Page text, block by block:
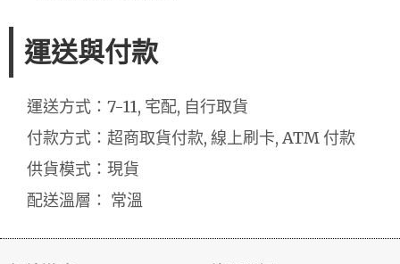
運送與付款
運送方式：7-11, 宅配, 自行取貨
付款方式：超商取貨付款, 線上刷卡, ATM 付款
供貨模式：現貨
配送溫層： 常溫